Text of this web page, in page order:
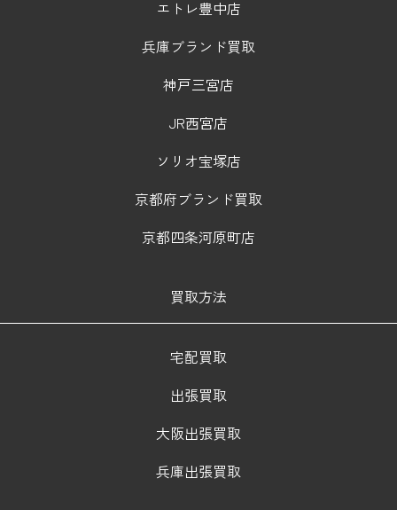
エトレ豊中店
兵庫ブランド買取
神戸三宮店
JR西宮店
ソリオ宝塚店
京都府ブランド買取
京都四条河原町店
買取方法
宅配買取
出張買取
大阪出張買取
兵庫出張買取